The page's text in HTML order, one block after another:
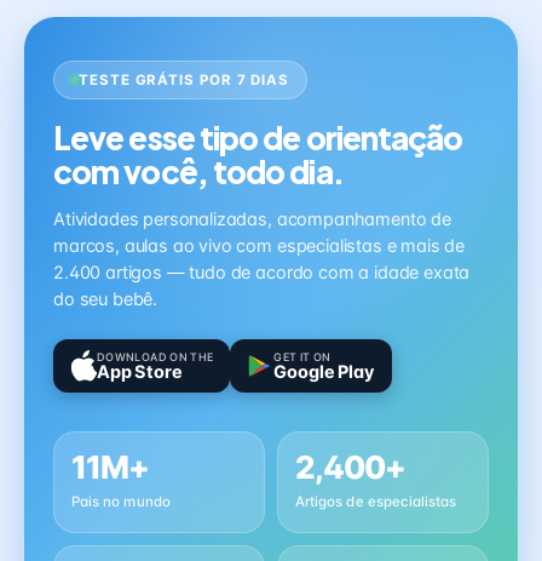
TESTE GRÁTIS POR 7 DIAS
Leve esse tipo de orientação
com você, todo dia.
Atividades personalizadas, acompanhamento de
marcos, aulas ao vivo com especialistas e mais de
2.400 artigos — tudo de acordo com a idade exata
do seu bebê.
DOWNLOAD ON THE
App Store
GET IT ON
Google Play
11M+
Pais no mundo
2,400+
Artigos de especialistas